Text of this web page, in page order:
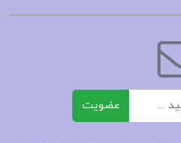
به بررسی عوامل
که منجر به این جنایت
تا تصویری جامع از این
با استفاده از منابع
عضویت